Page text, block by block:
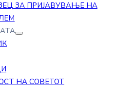
ЗА ПРИЈАВУВАЊЕ НА
НА СОВЕТОТ